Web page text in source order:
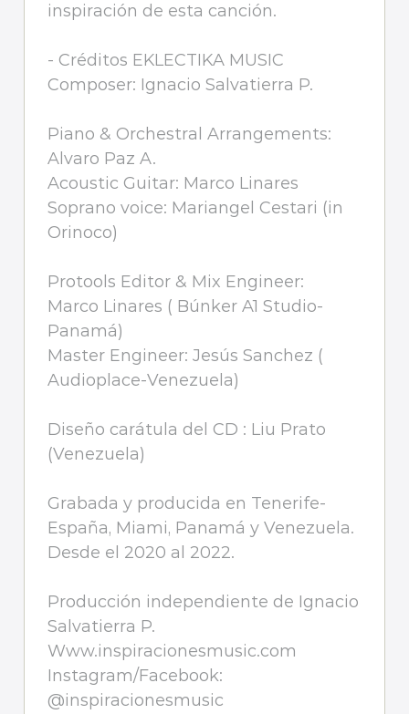
inspiración de esta canción.
- Créditos EKLECTIKA MUSIC
Composer: Ignacio Salvatierra P.
Piano & Orchestral Arrangements:
Alvaro Paz A.
Acoustic Guitar: Marco Linares
Soprano voice: Mariangel Cestari (in
Orinoco)
Protools Editor & Mix Engineer:
Marco Linares ( Búnker A1 Studio-
Panamá)
Master Engineer: Jesús Sanchez (
Audioplace-Venezuela)
Diseño carátula del CD : Liu Prato
(Venezuela)
Grabada y producida en Tenerife-
España, Miami, Panamá y Venezuela.
Desde el 2020 al 2022.
Producción independiente de Ignacio
Salvatierra P.
Www.inspiracionesmusic.com
Instagram/Facebook:
@inspiracionesmusic